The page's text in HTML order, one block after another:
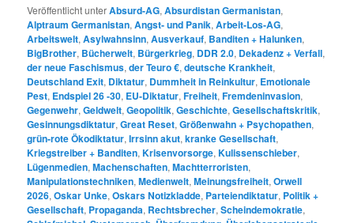
Veröffentlicht unterAbsurd-AG,Absurdistan Germanistan,
Alptraum Germanistan,Angst- und Panik,Arbeit-Los-AG,
Arbeitswelt,Asylwahnsinn,Ausverkauf, Banditen + Halunken,
BigBrother, Bücherwelt, Bürgerkrieg, DDR 2.0, Dekadenz + Verfall,
der neue Faschismus,der Teuro €,deutsche Krankheit,
Deutschland Exit, Diktatur, Dummheit in Reinkultur, Emotionale
Pest, Endspiel 26 -30, EU-Diktatur,Freiheit,Fremdeninvasion,
Gegenwehr,Geldwelt,Geopolitik,Geschichte,Gesellschaftskritik,
Gesinnungsdiktatur,Great Reset,Größenwahn + Psychopathen,
grün-rote Ökodiktatur,Irrsinn akut,kranke Gesellschaft,
Kriegstreiber + Banditen,Krisenvorsorge,Kulissenschieber,
Lügenmedien,Machenschaften,Machtterroristen,
Manipulationstechniken,Medienwelt,Meinungsfreiheit,Orwell
2026,Oskar Unke,Oskars Notizkladde, Parteiendiktatur, Politik +
Gesellschaft, Propaganda, Rechtsbrecher,Scheindemokratie,